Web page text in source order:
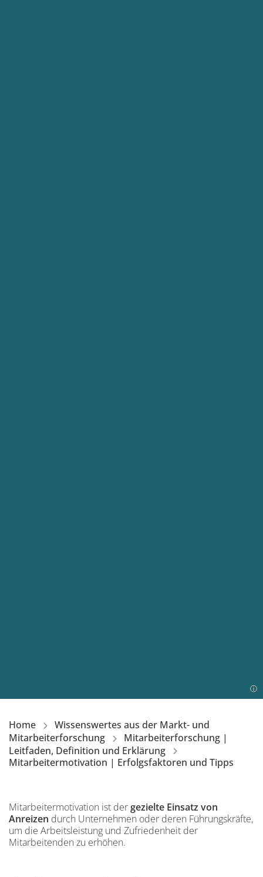
Home
Wissenswertes aus der Markt- und
Mitarbeiterforschung
Mitarbeiterforschung |
Leitfaden, Definition und Erklärung
Mitarbeitermotivation | Erfolgsfaktoren und Tipps
Einleitung
Mitarbeitermotivation ist dergezielte Einsatz von
Anreizen durch Unternehmen oder deren Führungskräfte,
um die Arbeitsleistung und Zufriedenheit der
Mitarbeitenden zu erhöhen.